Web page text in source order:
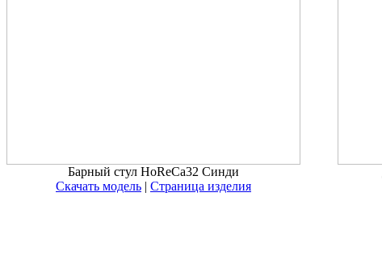
Барный стул HoReCa32 Синди
Скачать модель | Страница изделия